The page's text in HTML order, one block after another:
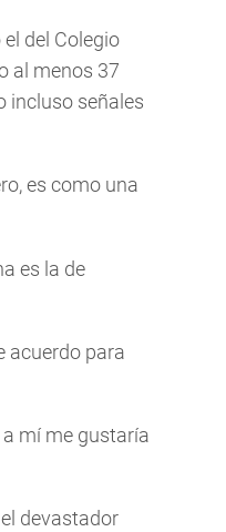
del Colegio
al menos 37
incluso señales
es como una
es la de
acuerdo para
mí me gustaría
devastador